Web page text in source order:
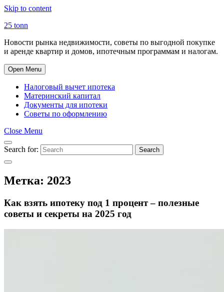
Skip to content
25 tonn
Новости рынка недвижимости, советы по выгодной покупке
и аренде квартир и домов, ипотечным программам и налогам.
Open Menu
Налоговый вычет ипотека
Материнский капитал
Документы для ипотеки
Советы по оформлению
Close Menu
Search for: Search
Метка: 2023
Как взять ипотеку под 1 процент – полезные
советы и секреты на 2025 год